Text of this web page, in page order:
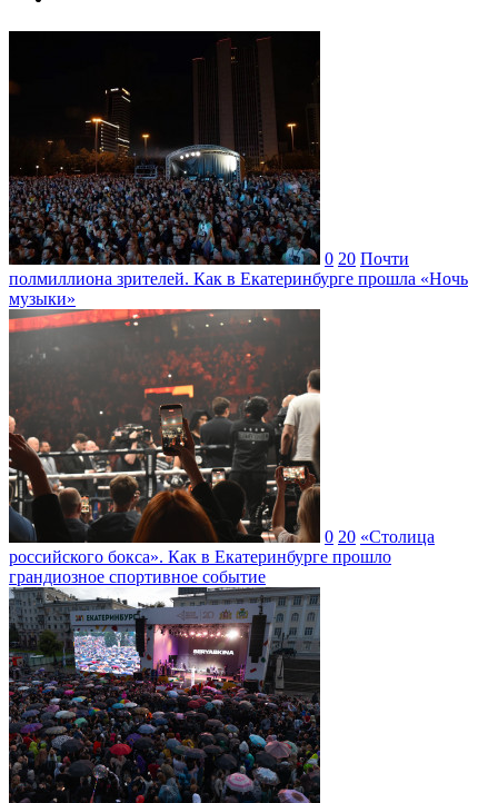
0 20 Почти
полмиллиона зрителей. Как в Екатеринбурге прошла «Ночь
музыки»
0 20 «Столица
российского бокса». Как в Екатеринбурге прошло
грандиозное спортивное событие